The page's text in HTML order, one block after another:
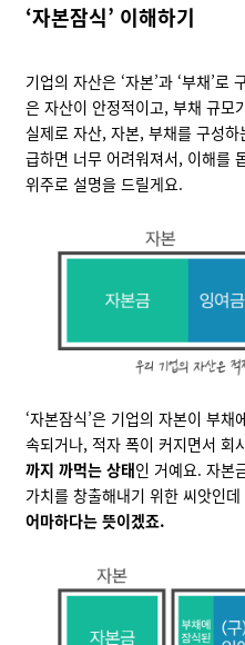
‘자본잠식’ 이해하기
기업의 자산은 ‘자본’과 ‘부채’
은 자산이 안정적이고, 부채 규모
실제로 자산, 자본, 부채를 구성
급하면 너무 어려워져서, 이해를
위주로 설명을 드릴게요.
‘자본잠식’은 기업의 자본이 부
속되거나, 적자 폭이 커지면서 회
까지 까먹는 상태인 거예요. 자본
가치를 창출해내기 위한 씨앗인
어마하다는 뜻이겠죠.